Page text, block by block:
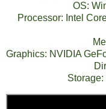
OS:
Processor: Intel
Graphics: NVIDIA